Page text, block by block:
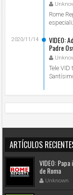
Rome
VIDEO:
Padre
2020/11/14
Tele VID
ARTÍCULOS
VIDEO:
de Roma
Unknown